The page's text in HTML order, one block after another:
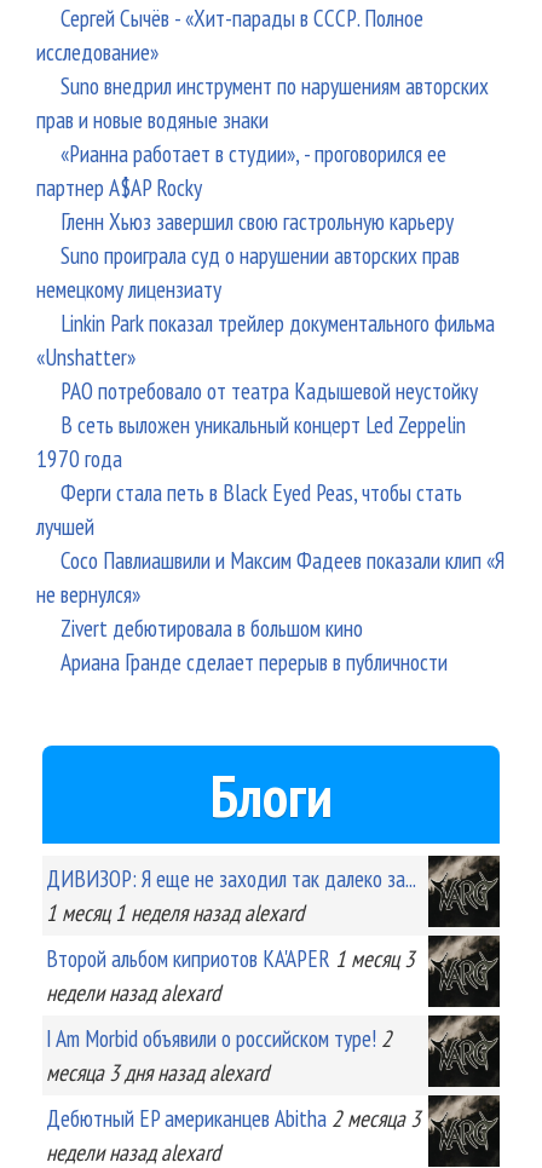
Сергей Сычёв - «Хит-парады в СССР. Полное
исследование»
Suno внедрил инструмент по нарушениям авторских
прав и новые водяные знаки
«Рианна работает в студии», - проговорился ее
партнер A$AP Rocky
Гленн Хьюз завершил свою гастрольную карьеру
Suno проиграла суд о нарушении авторских прав
немецкому лицензиату
Linkin Park показал трейлер документального фильма
«Unshatter»
РАО потребовало от театра Кадышевой неустойку
В сеть выложен уникальный концерт Led Zeppelin
1970 года
Ферги стала петь в Black Eyed Peas, чтобы стать
лучшей
Сосо Павлиашвили и Максим Фадеев показали клип «Я
не вернулся»
Zivert дебютировала в большом кино
Ариана Гранде сделает перерыв в публичности
Блоги
ДИВИЗОР: Я еще не заходил так далеко за...
1 месяц 1 неделяназад alexard
Второй альбом киприотов KA'APER 1 месяц 3
неделиназад alexard
I Am Morbid объявили о российском туре! 2
месяца 3 дняназад alexard
Дебютный EP американцев Abitha 2 месяца 3
неделиназад alexard